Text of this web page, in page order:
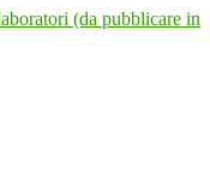
(da pubblicare in